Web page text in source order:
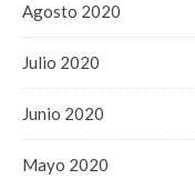
Agosto 2020
Julio 2020
Junio 2020
Mayo 2020